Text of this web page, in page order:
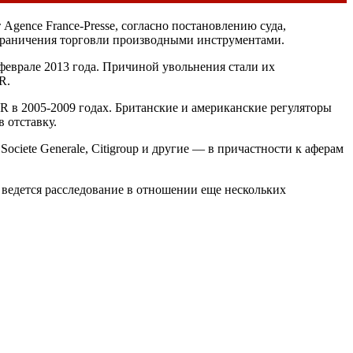
France-Presse, согласно постановлению суда,
торговли производными инструментами.
2013 года. Причиной увольнения стали их
2005-2009 годах. Британские и американские регуляторы
Generale, Citigroup и другие — в причастности к аферам
расследование в отношении еще нескольких